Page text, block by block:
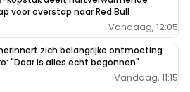
voor overstap naar Red Bull
Vandaag, 12:05
zich belangrijke ontmoeting
"Daar is alles echt begonnen"
Vandaag, 11:15